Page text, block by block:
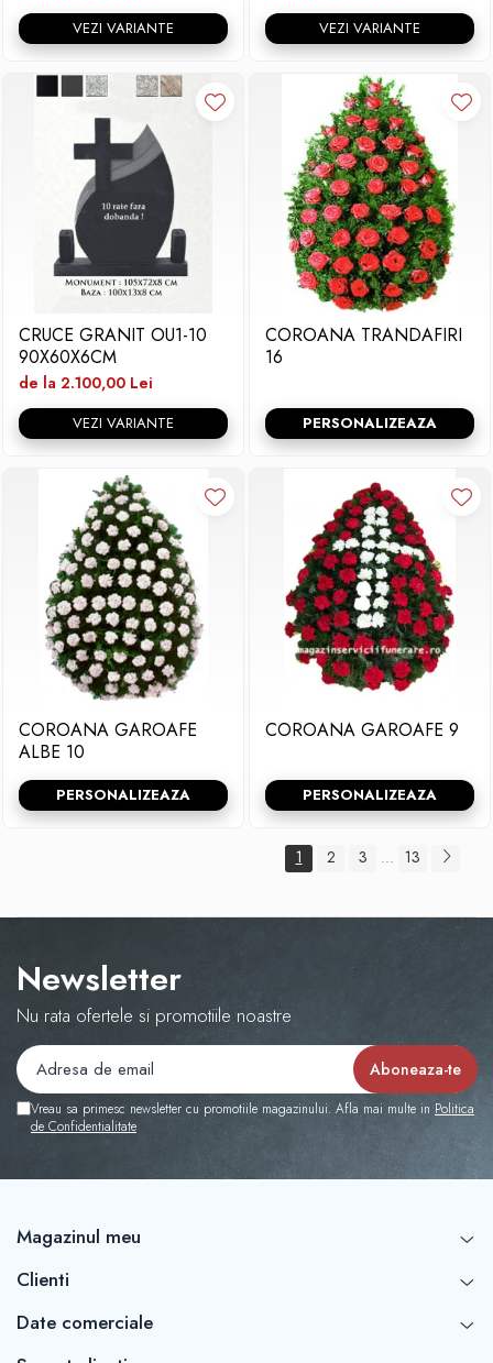
VEZI VARIANTE VEZI VARIANTE
CRUCE GRANIT OU1-10
90X60X6CM
de la 2.100,00 Lei
VEZI VARIANTE
COROANA TRANDAFIRI
16
PERSONALIZEAZA
COROANA GAROAFE
ALBE 10
PERSONALIZEAZA
COROANA GAROAFE 9
PERSONALIZEAZA
1 2 3 ... 13
Newsletter
Nu rata ofertele si promotiile noastre
Vreau sa primesc newsletter cu promotiile magazinului. Afla mai multe in Politica
de Confidentialitate
Magazinul meu
Clienti
Date comerciale